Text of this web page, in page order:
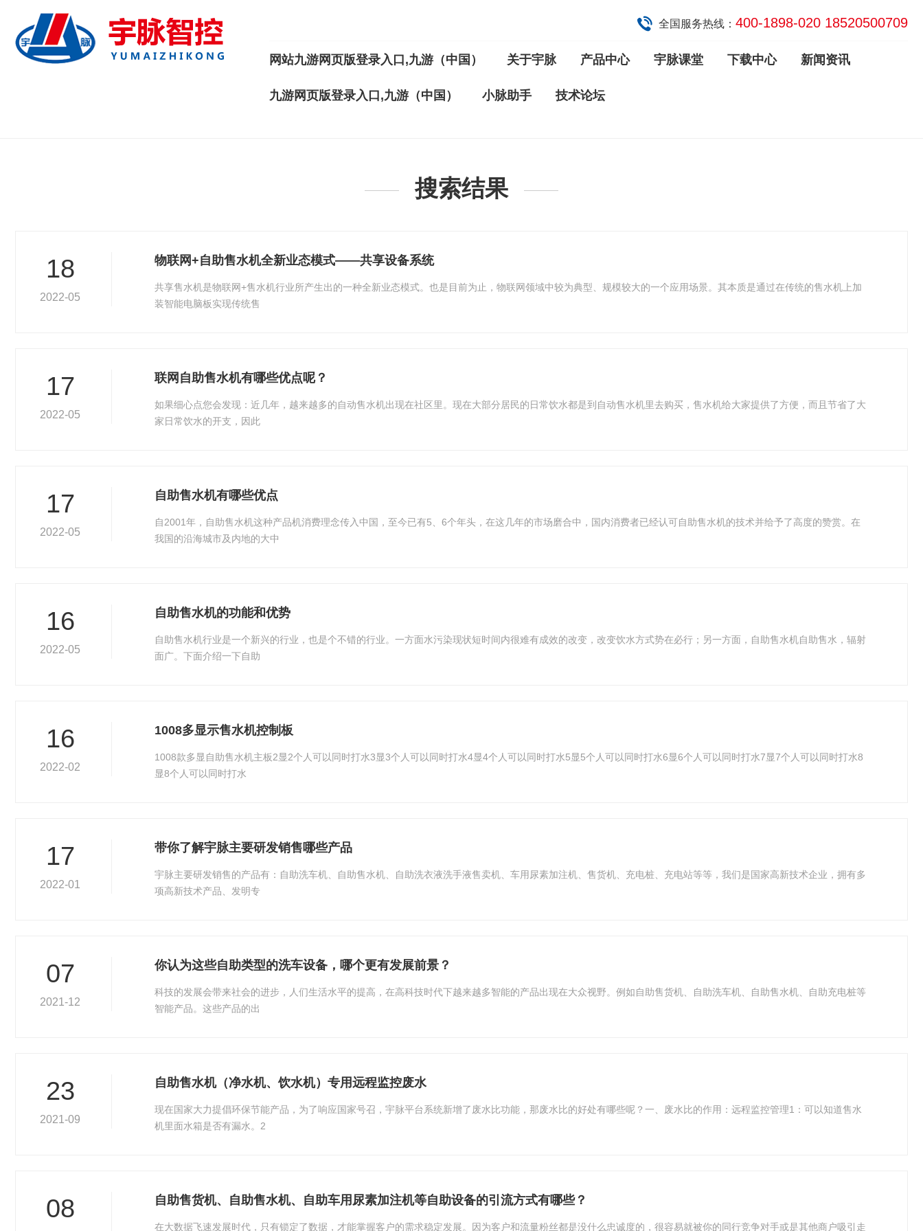
全国服务热线： 400-1898-020 18520500709
网站九游网页版登录入口,九游（中国） 关于宇脉 产品中心 宇脉课堂 下载中心 新闻资讯
九游网页版登录入口,九游（中国） 小脉助手 技术论坛
搜索结果
18
2022-05
物联网+自助售水机全新业态模式——共享设备系统
共享售水机是物联网+售水机行业所产生出的一种全新业态模式。也是目前为止，物联网领域中较为典型、规模较大的一个应用场景。其本质是通过在传统的售水机上加
装智能电脑板实现传统售
17
2022-05
联网自助售水机有哪些优点呢？
如果细心点您会发现：近几年，越来越多的自动售水机出现在社区里。现在大部分居民的日常饮水都是到自动售水机里去购买，售水机给大家提供了方便，而且节省了大
家日常饮水的开支，因此
17
2022-05
自助售水机有哪些优点
自2001年，自助售水机这种产品机消费理念传入中国，至今已有5、6个年头，在这几年的市场磨合中，国内消费者已经认可自助售水机的技术并给予了高度的赞赏。在
我国的沿海城市及内地的大中
16
2022-05
自助售水机的功能和优势
自助售水机行业是一个新兴的行业，也是个不错的行业。一方面水污染现状短时间内很难有成效的改变，改变饮水方式势在必行；另一方面，自助售水机自助售水，辐射
面广。下面介绍一下自助
16
2022-02
1008多显示售水机控制板
1008款多显自助售水机主板2显2个人可以同时打水3显3个人可以同时打水4显4个人可以同时打水5显5个人可以同时打水6显6个人可以同时打水7显7个人可以同时打水8
显8个人可以同时打水
17
2022-01
带你了解宇脉主要研发销售哪些产品
宇脉主要研发销售的产品有：自助洗车机、自助售水机、自助洗衣液洗手液售卖机、车用尿素加注机、售货机、充电桩、充电站等等，我们是国家高新技术企业，拥有多
项高新技术产品、发明专
07
2021-12
你认为这些自助类型的洗车设备，哪个更有发展前景？
科技的发展会带来社会的进步，人们生活水平的提高，在高科技时代下越来越多智能的产品出现在大众视野。例如自助售货机、自助洗车机、自助售水机、自助充电桩等
智能产品。这些产品的出
23
2021-09
自助售水机（净水机、饮水机）专用远程监控废水
现在国家大力提倡环保节能产品，为了响应国家号召，宇脉平台系统新增了废水比功能，那废水比的好处有哪些呢？一、废水比的作用：远程监控管理1：可以知道售水
机里面水箱是否有漏水。2
08 自助售货机、自助售水机、自助车用尿素加注机等自助设备的引流方式有哪些？
在大数据飞速发展时代，只有锁定了数据，才能掌握客户的需求稳定发展。因为客户和流量粉丝都是没什么忠诚度的，很容易就被你的同行竞争对手或是其他商户吸引走